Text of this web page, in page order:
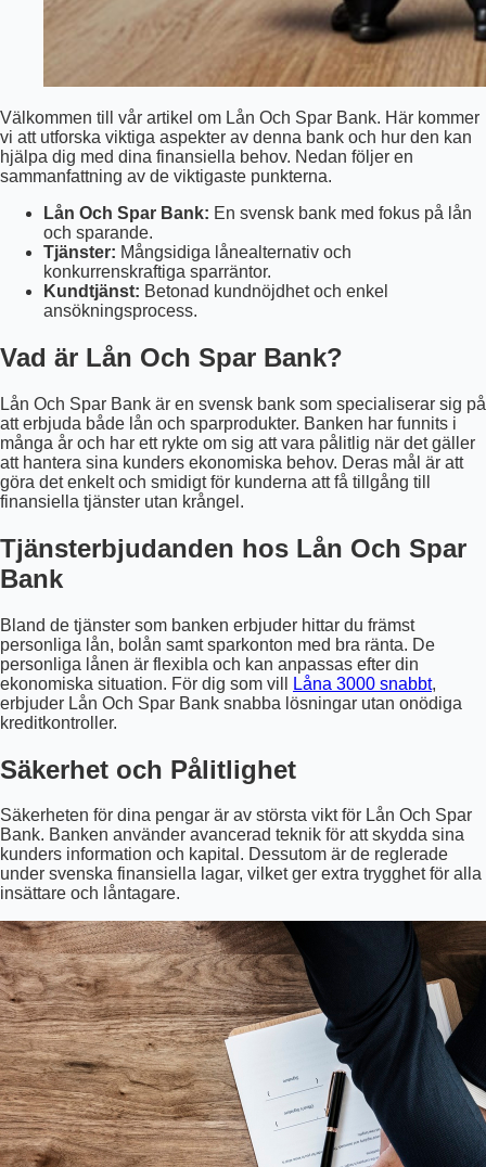
Välkommen till vår artikel om Lån Och Spar Bank. Här kommer
vi att utforska viktiga aspekter av denna bank och hur den kan
hjälpa dig med dina finansiella behov. Nedan följer en
sammanfattning av de viktigaste punkterna.
Lån Och Spar Bank: En svensk bank med fokus på lån
och sparande.
Tjänster: Mångsidiga lånealternativ och
konkurrenskraftiga sparräntor.
Kundtjänst: Betonad kundnöjdhet och enkel
ansökningsprocess.
Vad är Lån Och Spar Bank?
Lån Och Spar Bank är en svensk bank som specialiserar sig på
att erbjuda både lån och sparprodukter. Banken har funnits i
många år och har ett rykte om sig att vara pålitlig när det gäller
att hantera sina kunders ekonomiska behov. Deras mål är att
göra det enkelt och smidigt för kunderna att få tillgång till
finansiella tjänster utan krångel.
Tjänsterbjudanden hos Lån Och Spar
Bank
Bland de tjänster som banken erbjuder hittar du främst
personliga lån, bolån samt sparkonton med bra ränta. De
personliga lånen är flexibla och kan anpassas efter din
ekonomiska situation. För dig som vill
Låna 3000 snabbt,
erbjuder Lån Och Spar Bank snabba lösningar utan onödiga
kreditkontroller.
Säkerhet och Pålitlighet
Säkerheten för dina pengar är av största vikt för Lån Och Spar
Bank. Banken använder avancerad teknik för att skydda sina
kunders information och kapital. Dessutom är de reglerade
under svenska finansiella lagar, vilket ger extra trygghet för alla
insättare och låntagare.